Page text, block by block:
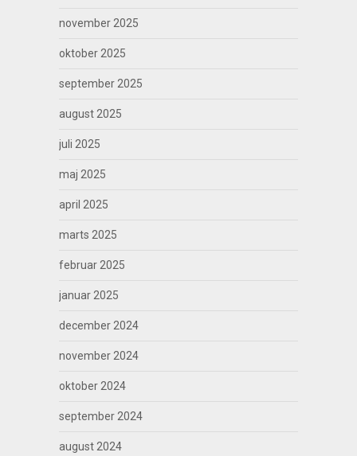
november 2025
oktober 2025
september 2025
august 2025
juli 2025
maj 2025
april 2025
marts 2025
februar 2025
januar 2025
december 2024
november 2024
oktober 2024
september 2024
august 2024